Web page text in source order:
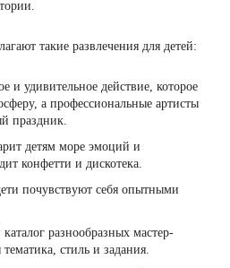
такие развлечения для детей:
и удивительное действие, которое
а профессиональные артисты
праздник.
детям море эмоций и
конфетти и дискотека.
почувствуют себя опытными
разнообразных мастер-
стиль и задания.